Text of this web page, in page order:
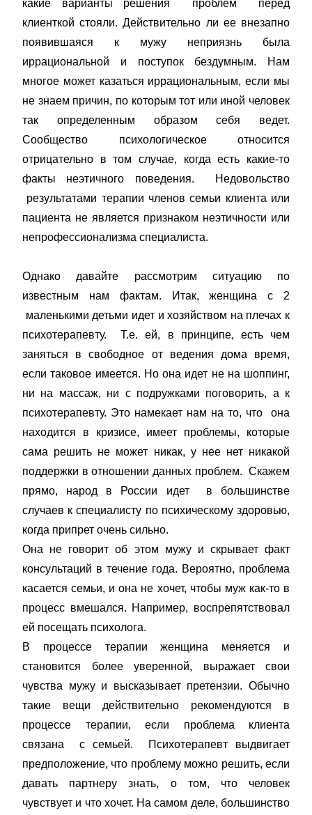
какие варианты решения проблем перед
клиенткой стояли. Действительно ли ее внезапно
появившаяся к мужу неприязнь была
иррациональной и поступок бездумным. Нам
многое может казаться иррациональным, если мы
не знаем причин, по которым тот или иной человек
так определенным образом себя ведет.
Сообщество психологическое относится
отрицательно в том случае, когда есть какие-то
факты неэтичного поведения. Недовольство
результатами терапии членов семьи клиента или
пациента не является признаком неэтичности или
непрофессионализма специалиста.
Однако давайте рассмотрим ситуацию по
известным нам фактам. Итак, женщина с 2
маленькими детьми идет и хозяйством на плечах к
психотерапевту. Т.е. ей, в принципе, есть чем
заняться в свободное от ведения дома время,
если таковое имеется. Но она идет не на шоппинг,
ни на массаж, ни с подружками поговорить, а к
психотерапевту. Это намекает нам на то, что она
находится в кризисе, имеет проблемы, которые
сама решить не может никак, у нее нет никакой
поддержки в отношении данных проблем. Скажем
прямо, народ в России идет в большинстве
случаев к специалисту по психическому здоровью,
когда припрет очень сильно.
Она не говорит об этом мужу и скрывает факт
консультаций в течение года. Вероятно, проблема
касается семьи, и она не хочет, чтобы муж как-то в
процесс вмешался. Например, воспрепятствовал
ей посещать психолога.
В процессе терапии женщина меняется и
становится более уверенной, выражает свои
чувства мужу и высказывает претензии. Обычно
такие вещи действительно рекомендуются в
процессе терапии, если проблема клиента
связана с семьей. Психотерапевт выдвигает
предположение, что проблему можно решить, если
давать партнеру знать, о том, что человек
чувствует и что хочет. На самом деле, большинство